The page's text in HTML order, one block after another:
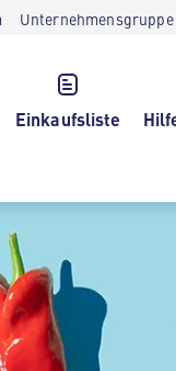
Unternehmensgruppe
Einkaufsliste